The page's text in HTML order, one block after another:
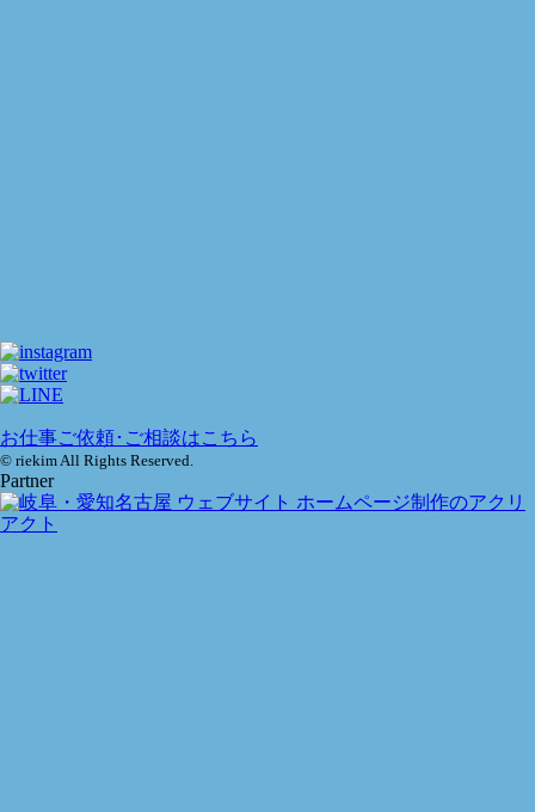
お仕事ご依頼･ご相談はこちら
© riekim All Rights Reserved.
Partner